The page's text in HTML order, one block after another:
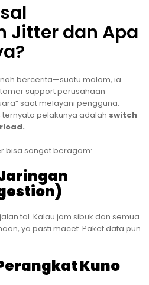
Jitter dan Apa
bercerita—suatu malam, ia
support perusahaan
saat melayani pengguna.
pelakunya adalah switch
bisa sangat beragam:
tol. Kalau jam sibuk dan semua
ya pasti macet. Paket data pun
Kuno